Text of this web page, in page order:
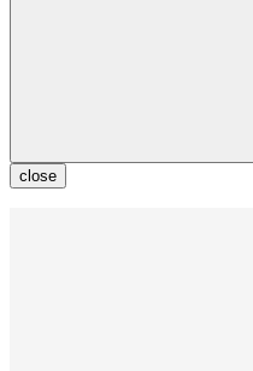
close